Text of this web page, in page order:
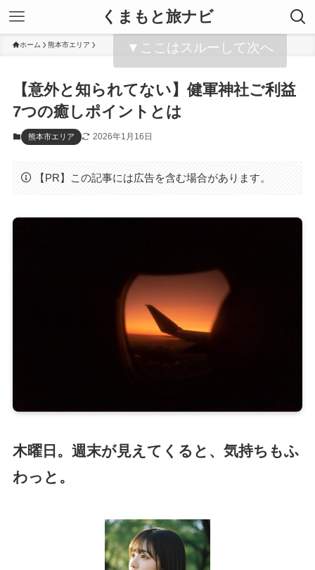
くまもと旅ナビ
ホーム 熊本市エリア
【意外と知られてない】健軍神社ご利益
7つの癒しポイントとは
熊本市エリア 2026年1月16日
【PR】この記事には広告を含む場合があります。
木曜日。週末が見えてくると、気持ちもふ
わっと。
▼ここはスルーして次へ